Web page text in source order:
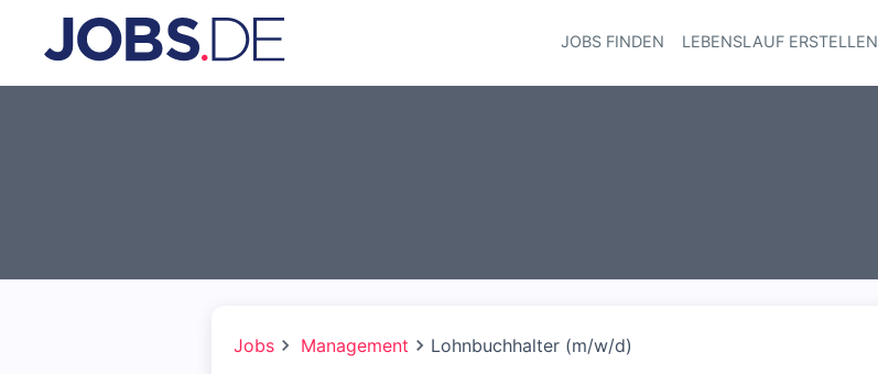
JOBS FINDEN LEBENSLAUF ERSTELLEN
Jobs Management Lohnbuchhalter (m/w/d)